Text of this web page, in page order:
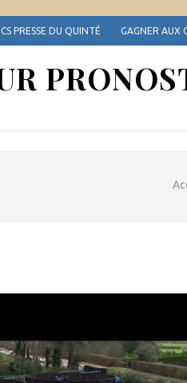
PRESSE DU QUINTÉ GAGNER AUX